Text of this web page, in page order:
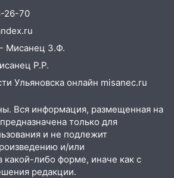
снабжавших две области
приговор дебоширам,
в трамвае
полиция получила
уникальных автомобилей
какой будет
днем 5 августа
изнасиловали 13-
в центре Ульяновска
26-70
Мисанец З.Ф.
Р.Р.
Ульяновска онлайн misanec.ru
Вся информация, размещенная на
только для
и не подлежит
и/или
какой-либо форме, иначе как с
редакции.